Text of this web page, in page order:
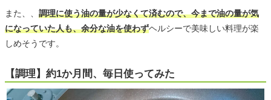
また、、 調理に使う油の量が少なくて済むので、今まで油の量が気
になっていた人も、余分な油を使わずヘルシーで美味しい料理が楽
しめそうです。
【調理】約1か月間、毎日使ってみた